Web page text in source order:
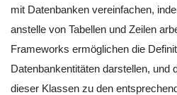
mit Datenbanken vereinfachen,
anstelle von Tabellen und Zeilen
Frameworks ermöglichen die
Datenbankentitäten darstellen, und
dieser Klassen zu den